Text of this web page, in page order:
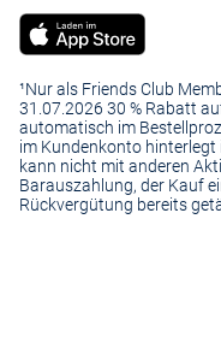
¹Nur als Friends Club
31.07.2026 30 % Rabatt
automatisch im
im Kundenkonto
kann nicht mit anderen
Barauszahlung, der Kauf
Rückvergütung bereits